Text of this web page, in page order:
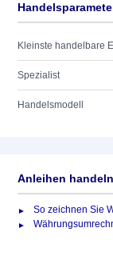
Kleinste handelbare
Spezialist
Handelsmodell
Anleihen handeln
So zeichnen Sie